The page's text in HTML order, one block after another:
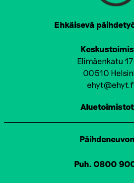
Ehkäisevä
Elimäenkatu
00510
Puh. 0800